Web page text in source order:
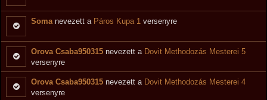
Somanevezett a Páros Kupa 1 versenyre
Orova Csaba950315 nevezett a Dovit Methodozás Mesterei 5
versenyre
Orova Csaba950315 nevezett a Dovit Methodozás Mesterei 4
versenyre